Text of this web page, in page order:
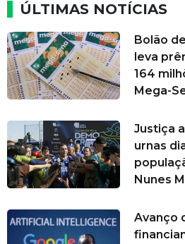
ÚLTIMAS NOTÍCIAS
Bolão
leva
164
Mega-
Justiça
urnas
Nunes
Avanço